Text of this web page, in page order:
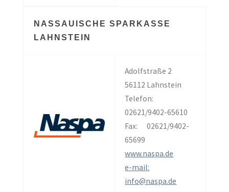
NASSAUISCHE SPARKASSE
LAHNSTEIN
Adolfstraße 2
56112 Lahnstein
Telefon:
02621/9402-65610
Fax: 02621/9402-
65699
www.naspa.de
e-mail:
info@naspa.de